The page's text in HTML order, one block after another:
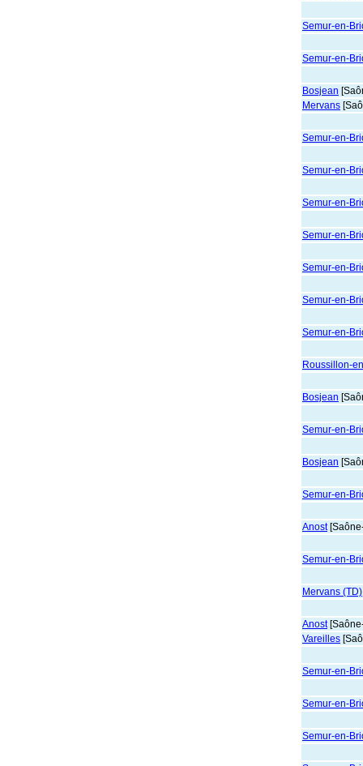
Semur-en-
Semur-en-
Bosjean
Mervans
Semur-en-
Semur-en-
Semur-en-
Semur-en-
Semur-en-
Semur-en-
Semur-en-
Roussillon-
Bosjean
Semur-en-
Bosjean
Semur-en-
Anost
Semur-en-
Mervans (TD)
Anost
Vareilles
Semur-en-
Semur-en-
Semur-en-